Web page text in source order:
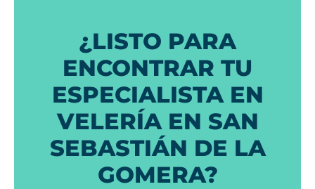
¿LISTO PARA
ENCONTRAR TU
ESPECIALISTA EN
VELERÍA EN SAN
SEBASTIÁN DE LA
GOMERA?